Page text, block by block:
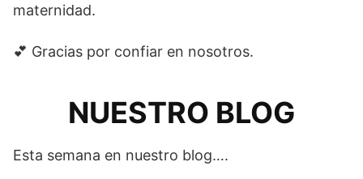
maternidad.
💕 Gracias por confiar en nosotros.
NUESTRO BLOG
Esta semana en nuestro blog….